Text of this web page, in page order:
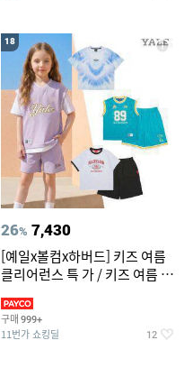
18
26% 7,430
[예일x볼컴x하버드] 키즈 여름
클리어런스 특 가 / 키즈 여름 수
구매 999+
11번가 쇼킹딜 12